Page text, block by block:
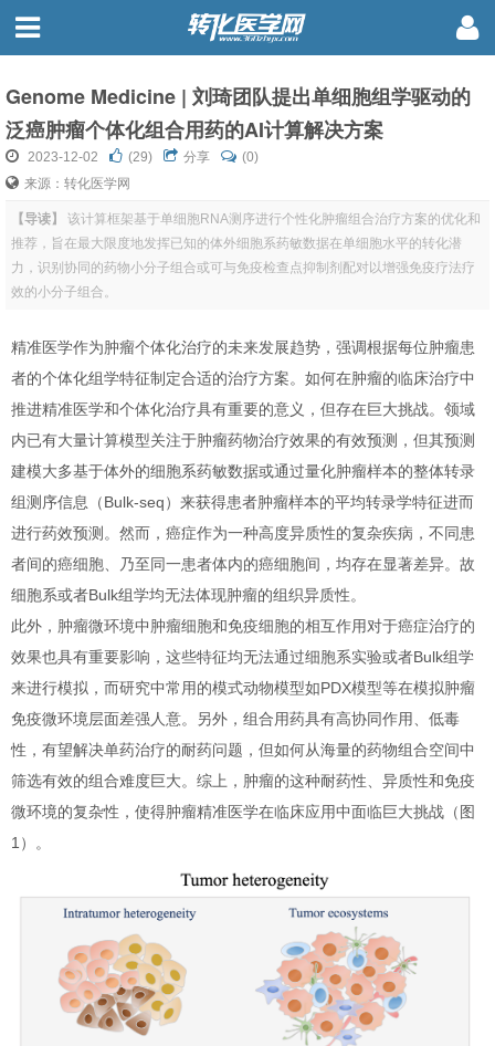
Genome Medicine | 刘琦团队提出单细胞组学驱动的
泛癌肿瘤个体化组合用药的AI计算解决方案
2023-12-02 (29) 分享
(0)
来源：转化医学网
【导读】
该计算框架基于单细胞RNA测序进行个性化肿瘤组合治疗方案的优化和
推荐，旨在最大限度地发挥已知的体外细胞系药敏数据在单细胞水平的转化潜
力，识别协同的药物小分子组合或可与免疫检查点抑制剂配对以增强免疫疗法疗
效的小分子组合。
精准医学作为肿瘤个体化治疗的未来发展趋势，强调根据每位肿瘤患
者的个体化组学特征制定合适的治疗方案。如何在肿瘤的临床治疗中
推进精准医学和个体化治疗具有重要的意义，但存在巨大挑战。领域
内已有大量计算模型关注于肿瘤药物治疗效果的有效预测，但其预测
建模大多基于体外的细胞系药敏数据或通过量化肿瘤样本的整体转录
组测序信息（Bulk-seq）来获得患者肿瘤样本的平均转录学特征进而
进行药效预测。然而，癌症作为一种高度异质性的复杂疾病，不同患
者间的癌细胞、乃至同一患者体内的癌细胞间，均存在显著差异。故
细胞系或者Bulk组学均无法体现肿瘤的组织异质性。
此外，肿瘤微环境中肿瘤细胞和免疫细胞的相互作用对于癌症治疗的
效果也具有重要影响，这些特征均无法通过细胞系实验或者Bulk组学
来进行模拟，而研究中常用的模式动物模型如PDX模型等在模拟肿瘤
免疫微环境层面差强人意。另外，组合用药具有高协同作用、低毒
性，有望解决单药治疗的耐药问题，但如何从海量的药物组合空间中
筛选有效的组合难度巨大。综上，肿瘤的这种耐药性、异质性和免疫
微环境的复杂性，使得肿瘤精准医学在临床应用中面临巨大挑战（图
1）。